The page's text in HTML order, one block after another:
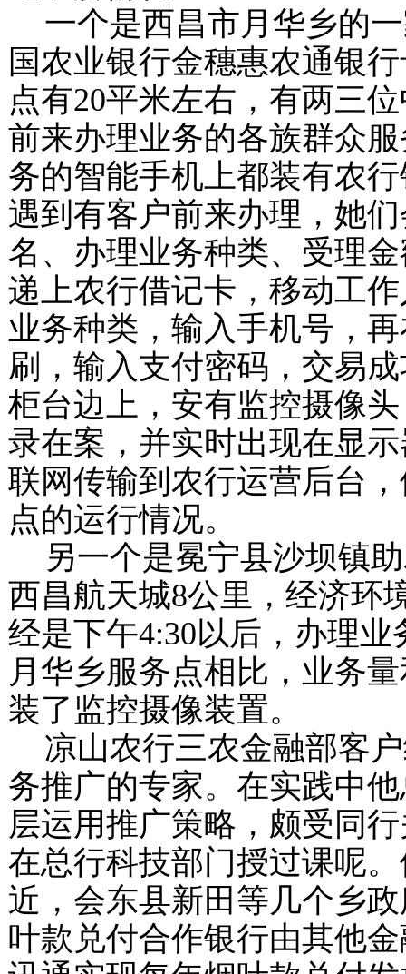
一个是西昌市月华乡的
国农业银行金穗惠农通银
点有20平米左右，有两三
前来办理业务的各族群众
务的智能手机上都装有农
遇到有客户前来办理，她
名、办理业务种类、受理
递上农行借记卡，移动工
业务种类，输入手机号，
刷，输入支付密码，交易
柜台边上，安有监控摄像
录在案，并实时出现在显
联网传输到农行运营后台
点的运行情况。
另一个是冕宁县沙坝镇
西昌航天城8公里，经济环
经是下午4:30以后，办理业
月华乡服务点相比，业务
装了监控摄像装置。
凉山农行三农金融部客
务推广的专家。在实践中
层运用推广策略，颇受同
在总行科技部门授过课呢
近，会东县新田等几个乡
叶款兑付合作银行由其他